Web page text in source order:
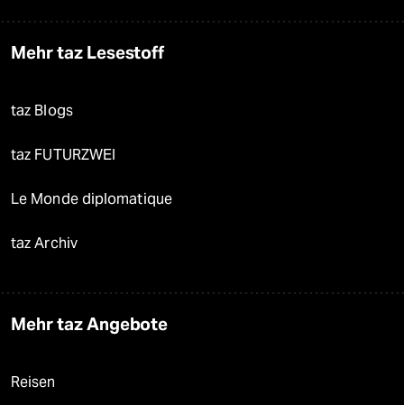
Mehr taz Lesestoff
taz Blogs
taz FUTURZWEI
Le Monde diplomatique
taz Archiv
Mehr taz Angebote
Reisen